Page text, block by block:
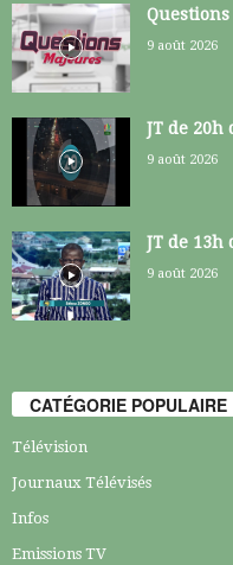
9 août 2026
JT de 20h
9 août 2026
JT de 13h
9 août 2026
CATÉGORIE POPULAIRE
Télévision
Journaux Télévisés
Infos
Emissions TV